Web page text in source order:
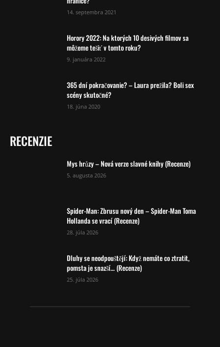
14. septembra 2021
Horory 2022: Na ktorých 10 desivých filmov sa
môžeme tešiť v tomto roku?
9. januára 2022
365 dní pokračovanie? – Laura prežila? Boli sex
scény skutočné?
18. júna 2020
RECENZIE
Mys hrůzy – Nová verze slavné knihy (Recenze)
5. augusta 2026
Spider-Man: Zbrusu nový den – Spider-Man Toma
Hollanda se vrací (Recenze)
28. júla 2026
Dluhy se neodpouštějí: Když nemáte co ztratit,
pomsta je snazší… (Recenze)
25. júla 2026